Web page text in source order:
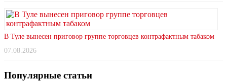
В Туле вынесен приговор группе торговцев контрафактным табаком
07.08.2026
Популярные статьи